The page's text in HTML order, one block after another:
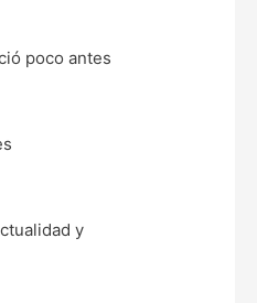
poco antes
y